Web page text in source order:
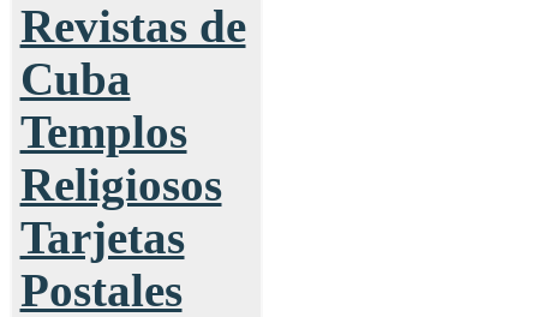
Revistas de
Cuba
Templos
Religiosos
Tarjetas
Postales